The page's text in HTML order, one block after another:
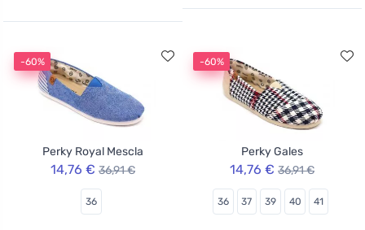
-60%
Perky Royal Mescla
14,76 € 36,91 €
36
-60%
Perky Gales
14,76 € 36,91 €
36 37 39 40 41